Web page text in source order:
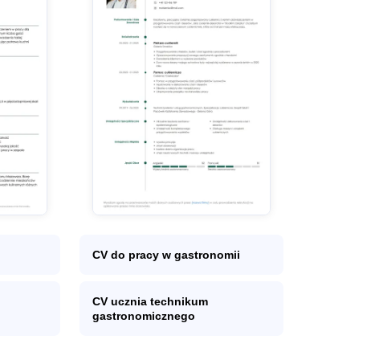
CV do pracy w gastronomii
CV ucznia technikum
gastronomicznego